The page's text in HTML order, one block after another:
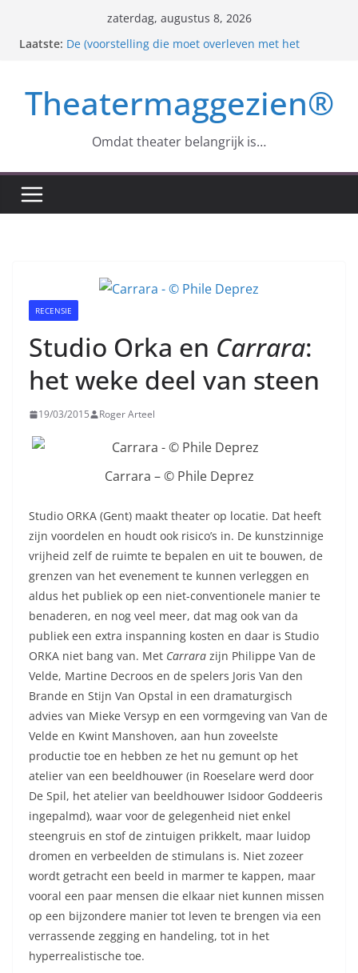
zaterdag, augustus 8, 2026
Laatste: De (voorstelling die moet overleven met het
een identiteit
Anton Tsjechov en zijn ‘Meeuw’
Roger Arteel – 1935 – 2024
Monopolis (excès, abuz et maléfices) : Zuidpool en
Theatermaggezien®
Omdat theater belangrijk is…
RECENSIE
Studio Orka en Carrara:
het weke deel van steen
19/03/2015 Roger Arteel
Carrara – © Phile Deprez
Studio ORKA (Gent) maakt theater op locatie. Dat heeft
zijn voordelen en houdt ook risico’s in. De kunstzinnige
vrijheid zelf de ruimte te bepalen en uit te bouwen, de
grenzen van het evenement te kunnen verleggen en
aldus het publiek op een niet-conventionele manier te
benaderen, en nog veel meer, dat mag ook van da
publiek een extra inspanning kosten en daar is Studio
ORKA niet bang van. Met Carrara zijn Philippe Van de
Velde, Martine Decroos en de spelers Joris Van den
Brande en Stijn Van Opstal in een dramaturgisch
advies van Mieke Versyp en een vormgeving van Van de
Velde en Kwint Manshoven, aan hun zoveelste
productie toe en hebben ze het nu gemunt op het
atelier van een beeldhouwer (in Roeselare werd door
De Spil, het atelier van beeldhouwer Isidoor Goddeeris
ingepalmd), waar voor de gelegenheid niet enkel
steengruis en stof de zintuigen prikkelt, maar luidop
dromen en verbeelden de stimulans is. Niet zozeer
wordt getracht een beeld in marmer te kappen, maar
vooral een paar mensen die elkaar niet kunnen missen
op een bijzondere manier tot leven te brengen via een
verrassende zegging en handeling, tot in het
hyperrealistische toe.